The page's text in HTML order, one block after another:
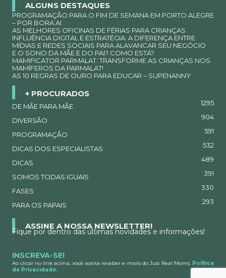
ALGUNS DESTAQUES
PROGRAMAÇÃO PARA O FIM DE SEMANA EM PORTO ALEGRE
– POR BORA.AI
AS MELHORES OFICINAS DE FÉRIAS PARA CRIANÇAS
INFLUÊNCIA DIGITAL E ESTRATÉGIA: A DIFERENÇA ENTRE
MÍDIAS E REDES SOCIAIS PARA ALAVANCAR SEU NEGÓCIO
E O SONO DA MÃE E DO PAI? COMO ESTÁ?
MAMIFICATOR PARMALAT: TRANSFORME AS CRIANÇAS NOS
MAMÍFEROS DA PARMALAT!
AS 10 REGRAS DE OURO PARA EDUCAR – SUPENANNY
+ PROCURADOS
DE MÃE PARA MÃE 1295
DIVERSÃO 904
PROGRAMAÇÃO 591
DICAS DOS ESPECIALISTAS 532
DICAS 489
SOMOS TODAS IGUAIS 391
FASES 330
PARA OS PAPAIS 293
ASSINE A NOSSA NEWSLETTER!
Fique por dentro das últimas novidades e informações!
INSCREVA-SE!
Ao clicar no link acima, você aceita receber e-mails do Just Real Moms. Política
de Privacidade.